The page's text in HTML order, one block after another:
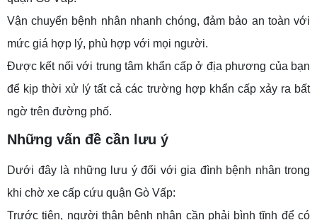
Vận chuyển bệnh nhân nhanh chóng, đảm bảo an toàn với
mức giá hợp lý, phù hợp với mọi người.
Được kết nối với trung tâm khẩn cấp ở địa phương của bạn
để kịp thời xử lý tất cả các trường hợp khẩn cấp xảy ra bất
ngờ trên đường phố.
Những vấn đề cần lưu ý
Dưới đây là những lưu ý đối với gia đình bệnh nhân trong
khi chờ xe cấp cứu quận Gò Vấp:
Trước tiên, người thân bệnh nhân cần phải bình tĩnh để có